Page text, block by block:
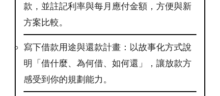
款，並註記利率與每月應付金額，方便與新
方案比較。
寫下借款用途與還款計畫：以故事化方式說
明「借什麼、為何借、如何還」，讓放款方
感受到你的規劃能力。